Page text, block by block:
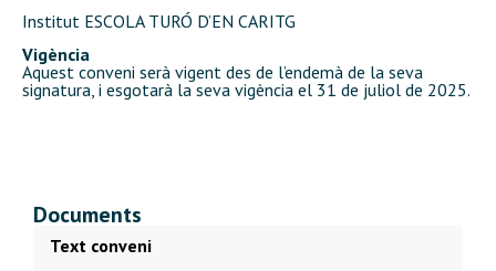
Institut ESCOLA TURÓ D’EN CARITG
Vigència
Aquest conveni serà vigent des de l’endemà de la seva
signatura, i esgotarà la seva vigència el 31 de juliol de 2025.
Documents
Text conveni